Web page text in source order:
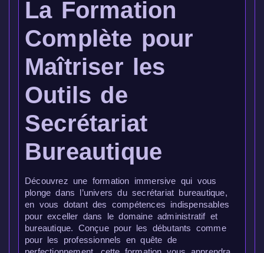
La Formation
Complète pour
Maîtriser les
Outils de
Secrétariat
Bureautique
Découvrez une formation immersive qui vous
plonge dans l’univers du secrétariat bureautique,
en vous dotant des compétences indispensables
pour exceller dans le domaine administratif et
bureautique. Conçue pour les débutants comme
pour les professionnels en quête de